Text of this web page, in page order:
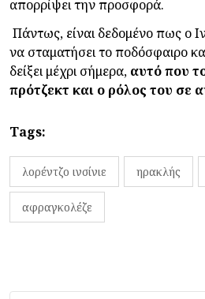
απορρίψει την προσφορά.
Πάντως, είναι δεδομένο πως ο
να σταματήσει το ποδόσφαιρο
δείξει μέχρι σήμερα, αυτό που
πρότζεκτ και ο ρόλος του σε
Tags:
λορέντζο ινσίνιε ηρακλής
αφραγκολέζε